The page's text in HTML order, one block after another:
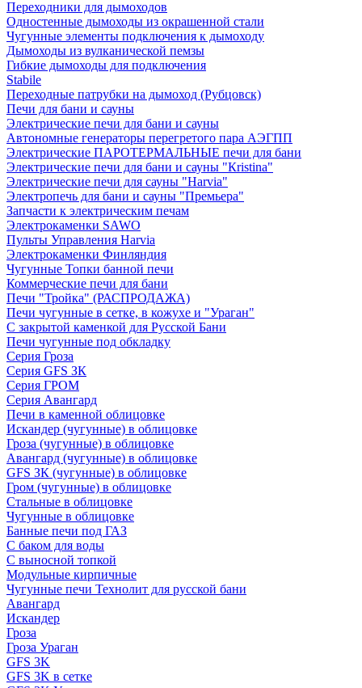
Переходники для дымоходов
Одностенные дымоходы из окрашенной стали
Чугунные элементы подключения к дымоходу
Дымоходы из вулканической пемзы
Гибкие дымоходы для подключения
Stabile
Переходные патрубки на дымоход (Рубцовск)
Печи для бани и сауны
Электрические печи для бани и сауны
Автономные генераторы перегретого пара АЭГПП
Электрические ПАРОТЕРМАЛЬНЫЕ печи для бани
Электрические печи для бани и сауны "Кristina"
Электрические печи для сауны "Harvia"
Электропечь для бани и сауны "Премьера"
Запчасти к электрическим печам
Электрокаменки SAWO
Пульты Управления Harvia
Электрокаменки Финляндия
Чугунные Топки банной печи
Коммерческие печи для бани
Печи "Тройка" (РАСПРОДАЖА)
Печи чугунные в сетке, в кожухе и "Ураган"
С закрытой каменкой для Русской Бани
Печи чугунные под обкладку
Серия Гроза
Серия GFS ЗК
Серия ГРОМ
Серия Авангард
Печи в каменной облицовке
Искандер (чугунные) в облицовке
Гроза (чугунные) в облицовке
Авангард (чугунные) в облицовке
GFS ЗК (чугунные) в облицовке
Гром (чугунные) в облицовке
Стальные в облицовке
Чугунные в облицовке
Банные печи под ГАЗ
С баком для воды
С выносной топкой
Модульные кирпичные
Чугунные печи Технолит для русской бани
Авангард
Искандер
Гроза
Гроза Ураган
GFS 3K
GFS 3K в сетке